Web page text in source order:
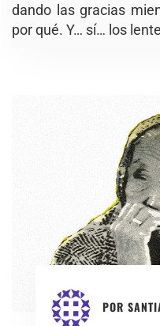
dando las gracias
por qué. Y… sí… los
POR